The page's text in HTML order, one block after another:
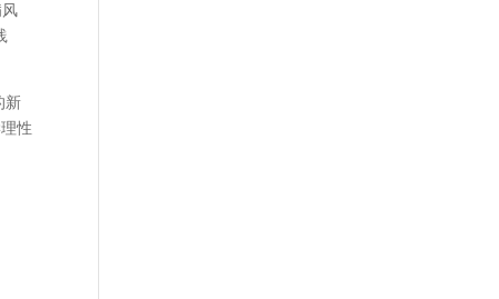
新
性